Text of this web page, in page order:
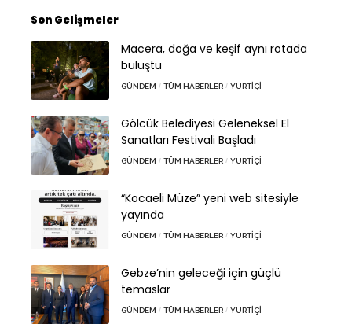
Son Gelişmeler
Macera, doğa ve keşif aynı rotada
buluştu
GÜNDEM TÜM HABERLER YURTIÇI
Gölcük Belediyesi Geleneksel El
Sanatları Festivali Başladı
GÜNDEM TÜM HABERLER YURTIÇI
“Kocaeli Müze” yeni web sitesiyle
yayında
GÜNDEM TÜM HABERLER YURTIÇI
Gebze’nin geleceği için güçlü
temaslar
GÜNDEM TÜM HABERLER YURTIÇI